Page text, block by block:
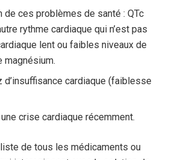
de ces problèmes de santé : QTc
rythme cardiaque qui n’est pas
lent ou faibles niveaux de
magnésium.
cardiaque (faiblesse
crise cardiaque récemment.
liste de tous les médicaments ou